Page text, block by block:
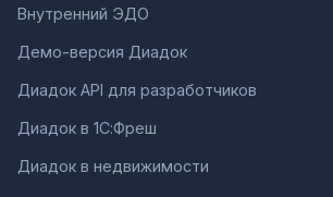
Внутренний ЭДО
Демо-версия Диадок
Диадок API для разработчиков
Диадок в 1С:Фреш
Диадок в недвижимости